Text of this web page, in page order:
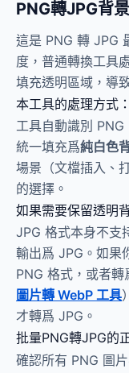
PNG轉JPG背
這是 PNG 轉 JPG
度，普通轉換工具
填充透明區域，導
本工具的處理方式
工具自動識別
統一填充爲純白色
場景（文檔插入、
的選擇。
如果需要保留透明
JPG 格式本身不支
輸出爲 JPG。如果
PNG 格式，或者
圖片轉 WebP 工具
才轉爲 JPG。
批量PNG轉JPG的
確認所有 PNG 圖